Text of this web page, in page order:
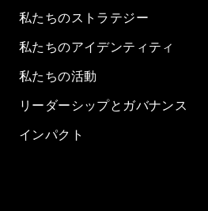
私たちのストラテジー
私たちのアイデンティティ
私たちの活動
リーダーシップとガバナンス
インパクト